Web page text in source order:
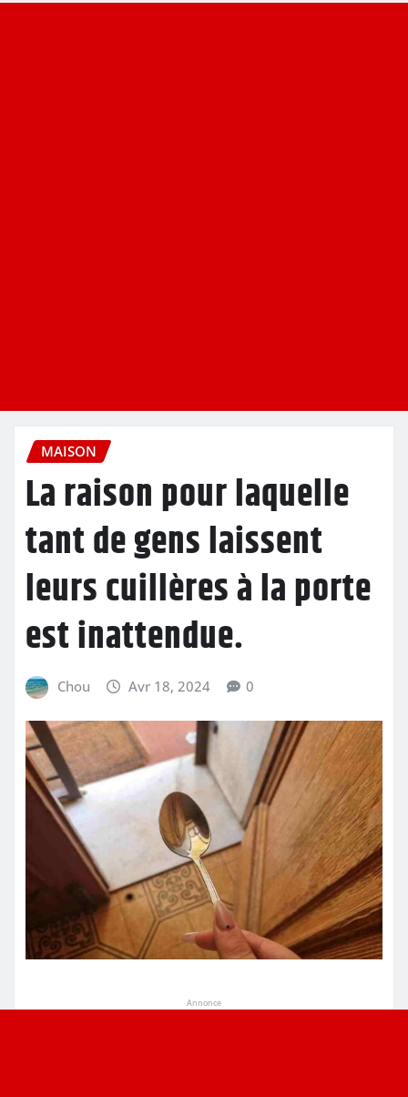
MAISON
La raison pour laquelle
tant de gens laissent
leurs cuillères à la porte
est inattendue.
Chou Avr 18, 2024 0
Annonce